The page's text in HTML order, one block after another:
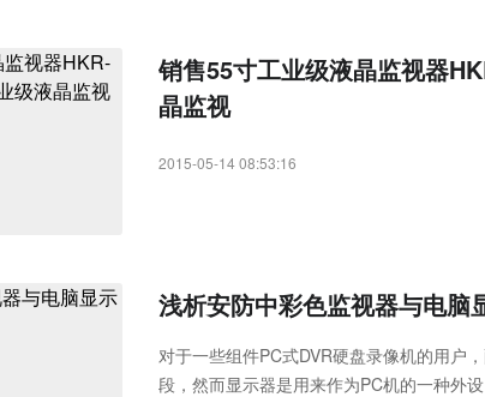
销售55寸工业级液晶监视器
晶监视
2015-05-14 08:53:16
浅析安防中彩色监视器与电脑
对于一些组件PC式DVR硬盘录像机的用户
段，然而显示器是用来作为PC机的一种外
Raythink燧石技术：以红外技术，筑
空经济时代的智能安防新生态